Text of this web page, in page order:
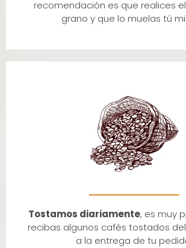
recomendación es que realices
grano y que lo muelas tú
Tostamos diariamente, es muy
recibas algunos cafés tostados
a la entrega de tu